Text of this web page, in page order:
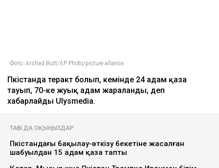
Фото: Arshad Butt/AP Photo/picture alliance
Пәкістанда теракт болып, кемінде 24 адам қаза
тауып, 70-ке жуық адам жараланды, деп
хабарлайды Ulysmedia.
ТАҒЫ ДА ОҚЫҢЫЗДАР
Пәкістандағы бақылау-өткізу бекетіне жасалған
шабуылдан 15 адам қаза тапты